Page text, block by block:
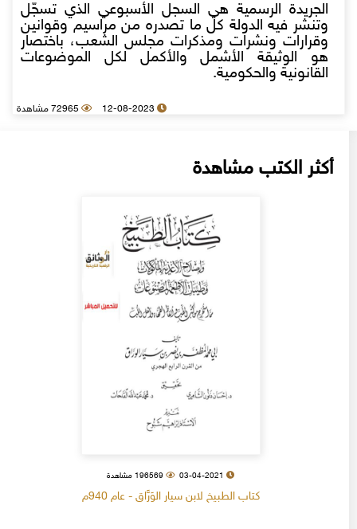
الجريدة الرسمية هي السجل الأسبوعي الذي تسجّل
وتنشر فيه الدولة كل ما تصدره من مراسيم وقوانين
وقرارات ونشرات ومذكرات مجلس الشعب، باختصار
هو الوثيقة الأشمل والأكمل لكل الموضوعات
القانونية والحكومية.
12-08-2023 72965 مشاهدة
أكثر الكتب مشاهدة
03-04-2021 196569 مشاهدة
كتاب الطبيخ لابن سيار الوَرَّاق - عام 940م